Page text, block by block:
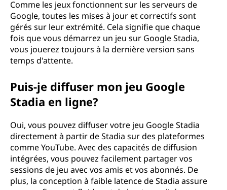
Comme les jeux fonctionnent sur les serveurs de
Google, toutes les mises à jour et correctifs sont
gérés sur leur extrémité. Cela signifie que chaque
fois que vous démarrez un jeu sur Google Stadia,
vous jouerez toujours à la dernière version sans
temps d'attente.
Puis-je diffuser mon jeu Google
Stadia en ligne?
Oui, vous pouvez diffuser votre jeu Google Stadia
directement à partir de Stadia sur des plateformes
comme YouTube. Avec des capacités de diffusion
intégrées, vous pouvez facilement partager vos
sessions de jeu avec vos amis et vos abonnés. De
plus, la conception à faible latence de Stadia assure